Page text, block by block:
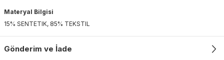
Materyal Bilgisi
15% SENTETIK, 85% TEKSTIL
Gönderim ve İade